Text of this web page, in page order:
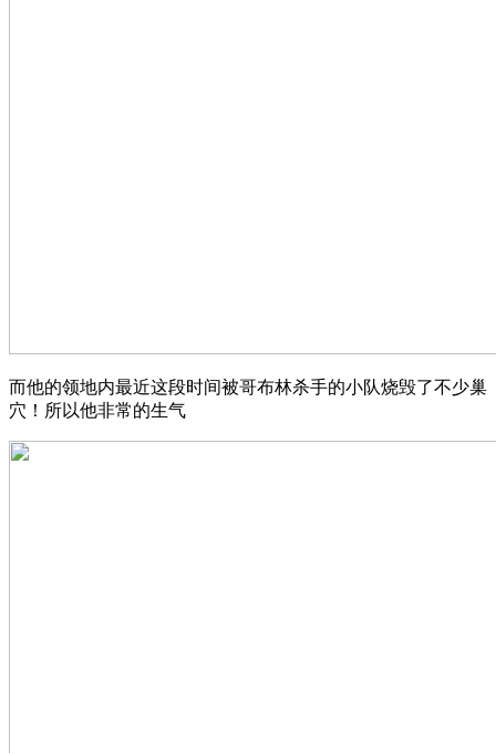
而他的领地内最近这段时间被哥布林杀手的小队烧毁了不少巢
穴！所以他非常的生气